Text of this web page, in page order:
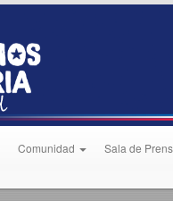
Comunidad Sala de